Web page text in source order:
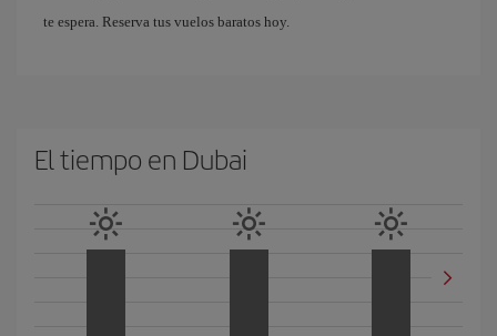
te espera. Reserva tus vuelos baratos hoy.
El tiempo en Dubai